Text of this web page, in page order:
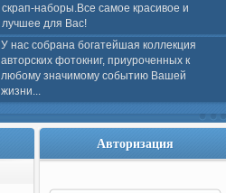
скрап-наборы.Все самое красивое и
лучшее для Вас!
У нас собрана богатейшая коллекция
авторских фотокниг, приуроченных к
любому значимому событию Вашей
жизни...
Авторизация